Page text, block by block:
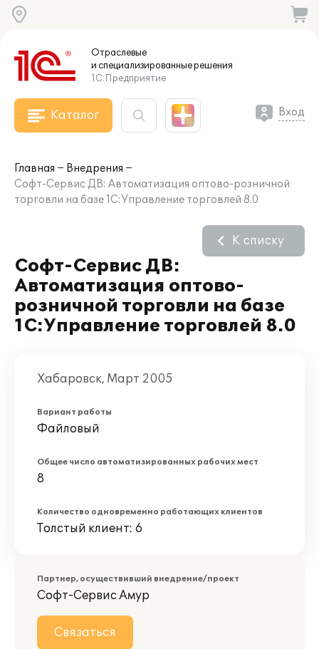
Отраслевые
и специализированныерешения
1С:Предприятие
Каталог Вход
Главная
Внедрения
Софт-Сервис ДВ: Автоматизация оптово-розничной
торговли на базе 1С:Управление торговлей 8.0
Софт-Сервис ДВ:
Автоматизация оптово-
розничной торговли на базе
1С:Управление торговлей 8.0
К списку
Хабаровск, Март 2005
Вариант работы
Файловый
Общее число автоматизированных рабочих мест
8
Количество одновременно работающих клиентов
Толстый клиент: 6
Партнер, осуществивший внедрение/проект
Софт-Сервис Амур
Связаться